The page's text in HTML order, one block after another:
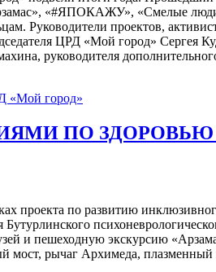
«#ЯПОКАЖУ», «Смелые
Руководители проектов,
ЦРД «Мой город» Сергея
руководителя
«Мой город»
ПО ЗДОРОВЬЮ
проекта по развитию
и пешеходную экскурсию
мост, рычаг Архимеда,